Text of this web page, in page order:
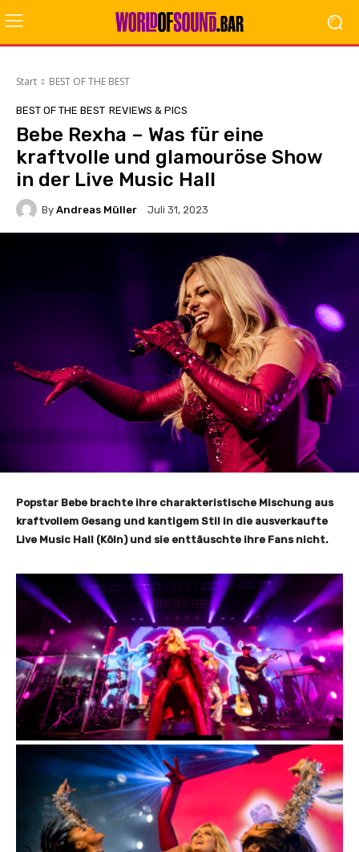
Start BEST OF THE BEST
BEST OF THE BEST REVIEWS & PICS
Bebe Rexha – Was für eine
kraftvolle und glamouröse Show
in der Live Music Hall
By Andreas Müller Juli 31, 2023
Popstar Bebe brachte ihre charakteristische Mischung aus
kraftvollem Gesang und kantigem Stil in die ausverkaufte
Live Music Hall (Köln) und sie enttäuschte ihre Fans nicht.